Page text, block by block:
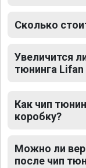
Сколько
Увеличится
тюнинга Lifan
Как чип
коробку?
Можно ли
после чип